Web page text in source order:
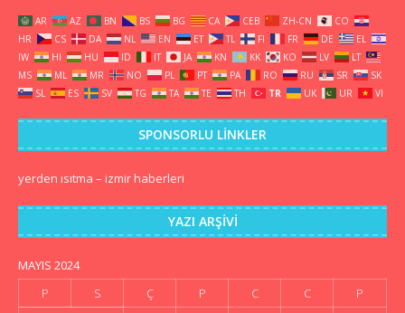
AR AZ BN BS BG CA CEB ZH-CN
CO
HR
CS DA NL EN ET TL FI FR DE
EL
IW
HI HU ID IT JA KN KK KO LV
LT
MS
ML MR NO PL PT PA RO RU SR
SK
SL
ES SV TG TA TE TH TR UK UR VI
SPONSORLU LINKLER
yerden ısıtma – izmir haberleri
YAZI ARŞIVI
MAYIS 2024
P
S Ç P C C P